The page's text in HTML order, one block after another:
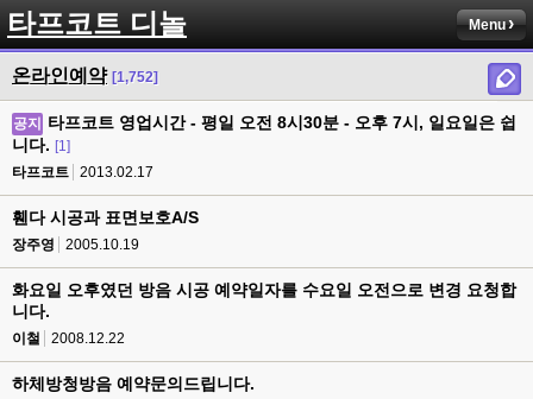
타프코트 디놀 Menu
온라인예약 [1,752]
공지
타프코트 영업시간 - 평일 오전 8시30분 - 오후 7시, 일요일은 쉽
니다. [1]
타프코트
2013.02.17
휀다 시공과 표면보호A/S
장주영 2005.10.19
화요일 오후였던 방음 시공 예약일자를 수요일 오전으로 변경 요청합
니다.
이철 2008.12.22
하체방청방음 예약문의드립니다.